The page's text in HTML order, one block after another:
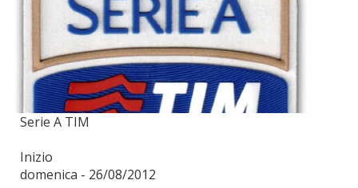
Serie A TIM
Inizio
domenica - 26/08/2012